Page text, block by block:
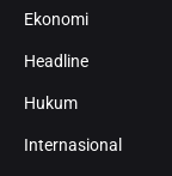
Ekonomi
Headline
Hukum
Internasional